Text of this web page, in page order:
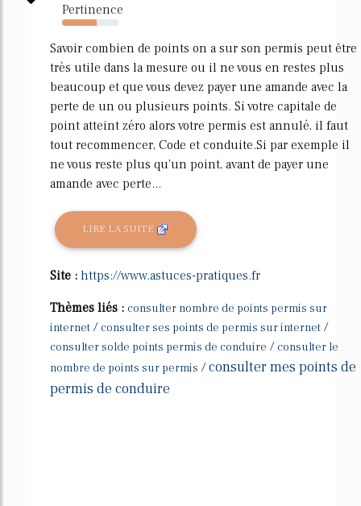
Pertinence
61%
Savoir combien de points on a sur son permis peut être
très utile dans la mesure ou il ne vous en restes plus
beaucoup et que vous devez payer une amande avec la
perte de un ou plusieurs points. Si votre capitale de
point atteint zéro alors votre permis est annulé, il faut
tout recommencer, Code et conduite.Si par exemple il
ne vous reste plus qu'un point, avant de payer une
amande avec perte...
LIRE LA SUITE
Site : https://www.astuces-pratiques.fr
Thèmes liés : consulter nombre de points permis sur
internet / consulter ses points de permis sur internet /
consulter solde points permis de conduire / consulter le
nombre de points sur permis /consulter mes points de
permis de conduire